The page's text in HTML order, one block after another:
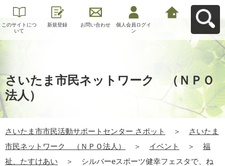
このサイトにつ
いて
新規登録 お問い合わせ
個人会員ログイ
ン
さいたま市民ネットワーク （ＮＰＯ
法人）
さいたま市市民活動サポートセンター さポット ＞
さいたま
市民ネットワーク （ＮＰＯ法人）
＞ イベント ＞
福
祉、たすけあい
＞
シルバーeスポーツ健幸フェスタで、ね